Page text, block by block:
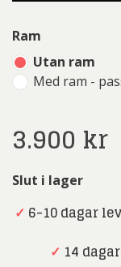
Ram
Utan ram
Med ram -
3.900 kr
Slut i lager
✓ 6-10 dagar
✓ 14